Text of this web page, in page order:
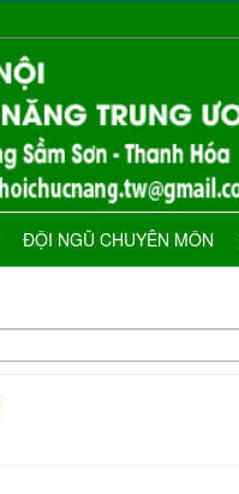
ĐỘI NGŨ CHUYÊN MÔN